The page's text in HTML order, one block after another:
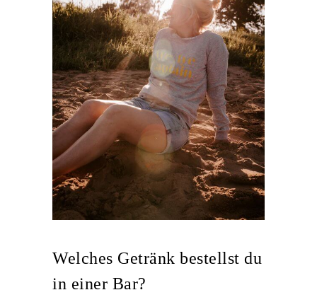
Welches Getränk bestellst du
in einer Bar?